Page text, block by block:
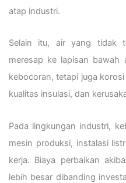
atap industri.
Selain itu, air yang tidak
meresap ke lapisan bawah
kebocoran, tetapi juga
kualitas insulasi, dan
Pada lingkungan industri,
mesin produksi, instalasi
kerja. Biaya perbaikan
lebih besar dibanding